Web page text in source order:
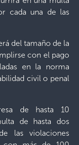
cada una de las
del tamaño de la
con el pago
en la norma
civil o penal
de hasta 10
de hasta dos
las violaciones